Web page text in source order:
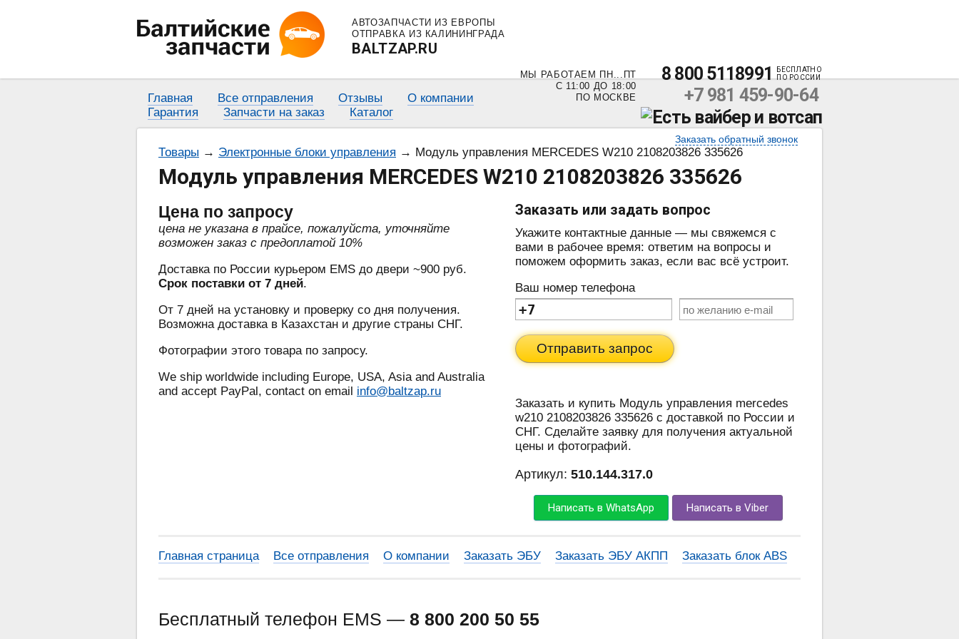
АВТОЗАПЧАСТИ ИЗ ЕВРОПЫ
ОТПРАВКА ИЗ КАЛИНИНГРАДА
BALTZAP.RU
МЫ РАБОТАЕМ ПН...ПТ
С 11:00 ДО 18:00
ПО МОСКВЕ
8 800 5118991
БЕСПЛАТНО
ПО РОССИИ
+7 981 459-90-64
Заказать обратный звонок
Главная Все отправления Отзывы
О компании
Гарантия
Запчасти на заказ Каталог
Товары → Электронные блоки управления → Модуль управления MERCEDES W210 2108203826 335626
Модуль управления MERCEDES W210 2108203826 335626
Цена по запросу
цена не указана в прайсе, пожалуйста, уточняйте
возможен заказ с предоплатой 10%
Доставка по России курьером EMS до двери ~900 руб.
Срок поставки от 7 дней.
От 7 дней на установку и проверку со дня получения.
Возможна доставка в Казахстан и другие страны СНГ.
Фотографии этого товара по запросу.
We ship worldwide including Europe, USA, Asia and Australia
and accept PayPal, contact on email info@baltzap.ru
Заказать или задать вопрос
Укажите контактные данные — мы свяжемся с
вами в рабочее время: ответим на вопросы и
поможем оформить заказ, если вас всё устроит.
Ваш номер телефона
Отправить запрос
Заказать и купить Модуль управления mercedes
w210 2108203826 335626 с доставкой по России и
СНГ. Сделайте заявку для получения актуальной
цены и фотографий.
Артикул: 510.144.317.0
Написать в WhatsApp Написать в Viber
Главная страница Все отправления О компании Заказать ЭБУ Заказать ЭБУ АКПП Заказать блок ABS
Бесплатный телефон EMS — 8 800 200 50 55